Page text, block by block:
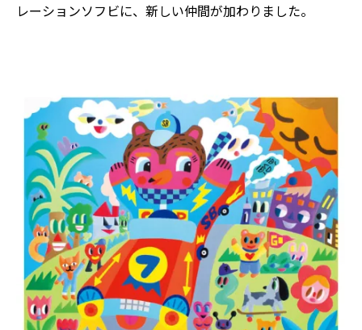
レーションソフビに、新しい仲間が加わりました。